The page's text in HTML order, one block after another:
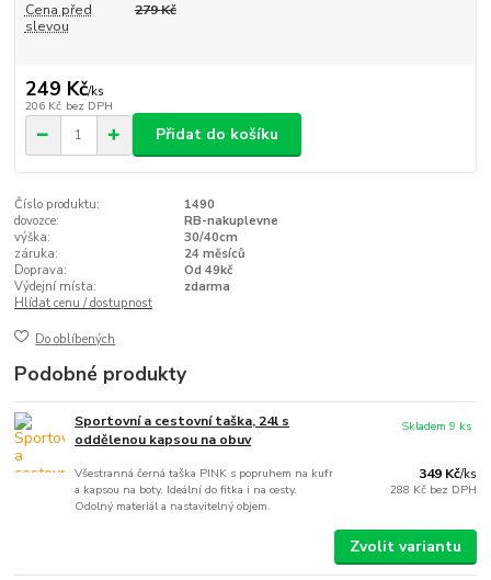
Cena před
slevou
279 Kč
249 Kč/ks
206 Kč bez DPH
Přidat do košíku
Číslo produktu:
1490
dovozce:
RB-nakuplevne
výška:
30/40cm
záruka:
24 měsíců
Doprava:
Od 49kč
Výdejní místa:
zdarma
Hlídat cenu / dostupnost
Do oblíbených
Podobné produkty
Sportovní a cestovní taška, 24l s
oddělenou kapsou na obuv
Všestranná černá taška PINK s popruhem na kufr
a kapsou na boty. Ideální do fitka i na cesty.
Odolný materiál a nastavitelný objem.
349 Kč/ks
288 Kč bez DPH
Skladem 9 ks
Zvolit variantu